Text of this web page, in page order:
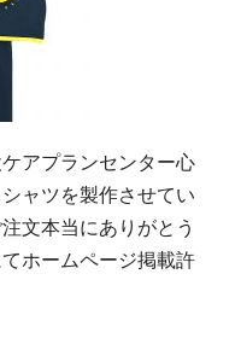
アプランセンター心
ャツを製作させてい
文本当にありがとう
ホームページ掲載許